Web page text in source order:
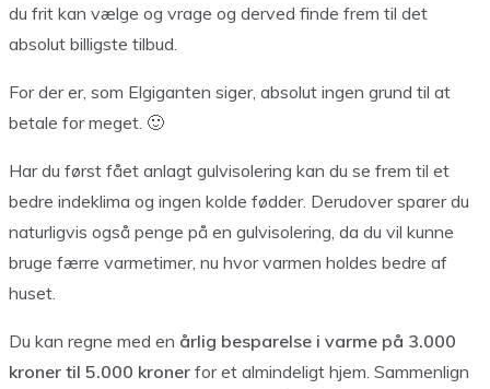
du frit kan vælge og vrage og derved finde frem til det
absolut billigste tilbud.
For der er, som Elgiganten siger, absolut ingen grund til at
betale for meget. 🙂
Har du først fået anlagt gulvisolering kan du se frem til et
bedre indeklima og ingen kolde fødder. Derudover sparer du
naturligvis også penge på en gulvisolering, da du vil kunne
bruge færre varmetimer, nu hvor varmen holdes bedre af
huset.
Du kan regne med en årlig besparelse i varme på 3.000
kroner til 5.000 kroner for et almindeligt hjem. Sammenlign